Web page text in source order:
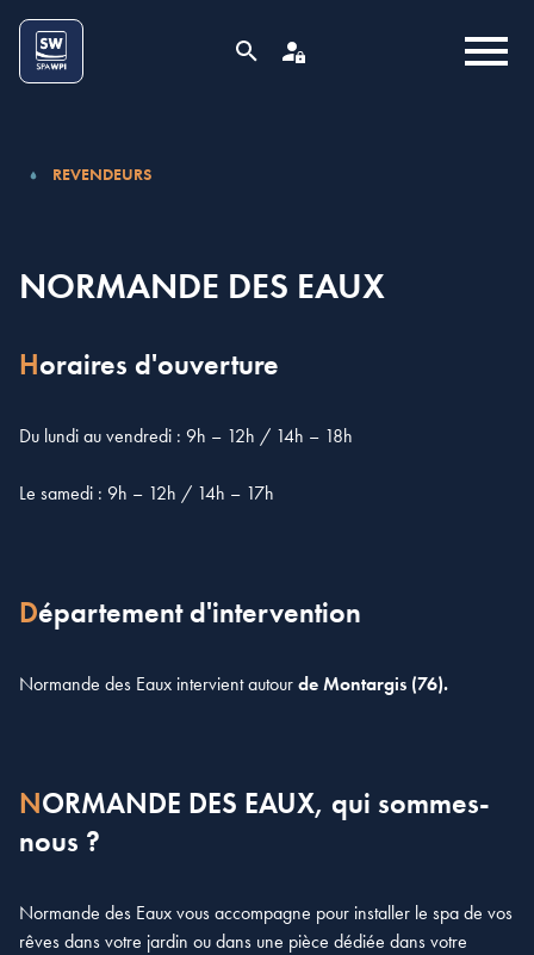
RECHERCHEESPACE PRO
MENU
REVENDEURS
NORMANDE DES EAUX
Horaires d'ouverture
Du lundi au vendredi : 9h – 12h / 14h – 18h
Le samedi : 9h – 12h / 14h – 17h
Département d'intervention
Normande des Eaux intervient autourde Montargis (76).
NORMANDE DES EAUX, qui sommes-
nous ?
Normande des Eaux vous accompagne pour installer le spa de vos
rêves dans votre jardin ou dans une pièce dédiée dans votre